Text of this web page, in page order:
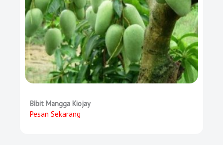
Bibit Mangga Kiojay
Pesan Sekarang